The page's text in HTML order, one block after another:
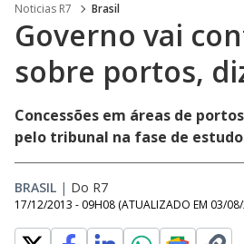
Noticias R7 Brasil
Governo vai
sobre portos,
Concessões em áreas de
pelo tribunal na fase de
BRASIL | Do R7
17/12/2013 - 09H08 (ATUALIZADO EM 03/